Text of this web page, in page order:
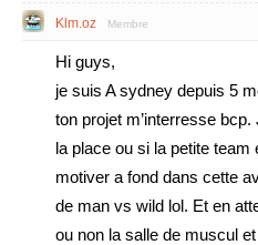
Klm.oz Membre
Hi guys,
je suis A sydney depuis 5
ton projet m’interresse
la place ou si la petite team
motiver a fond dans cette
de man vs wild lol. Et en
ou non la salle de muscul